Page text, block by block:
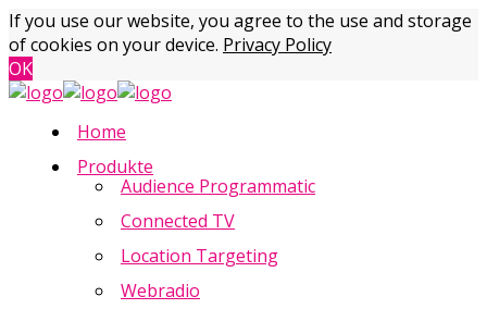
If you use our website, you agree to the use and storage
of cookies on your device. Privacy Policy
OK
Home
Produkte
Audience Programmatic
Connected TV
Location Targeting
Webradio